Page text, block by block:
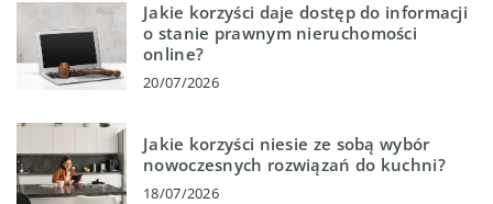
Jakie korzyści daje dostęp do informacji
o stanie prawnym nieruchomości
online?
20/07/2026
Jakie korzyści niesie ze sobą wybór
nowoczesnych rozwiązań do kuchni?
18/07/2026